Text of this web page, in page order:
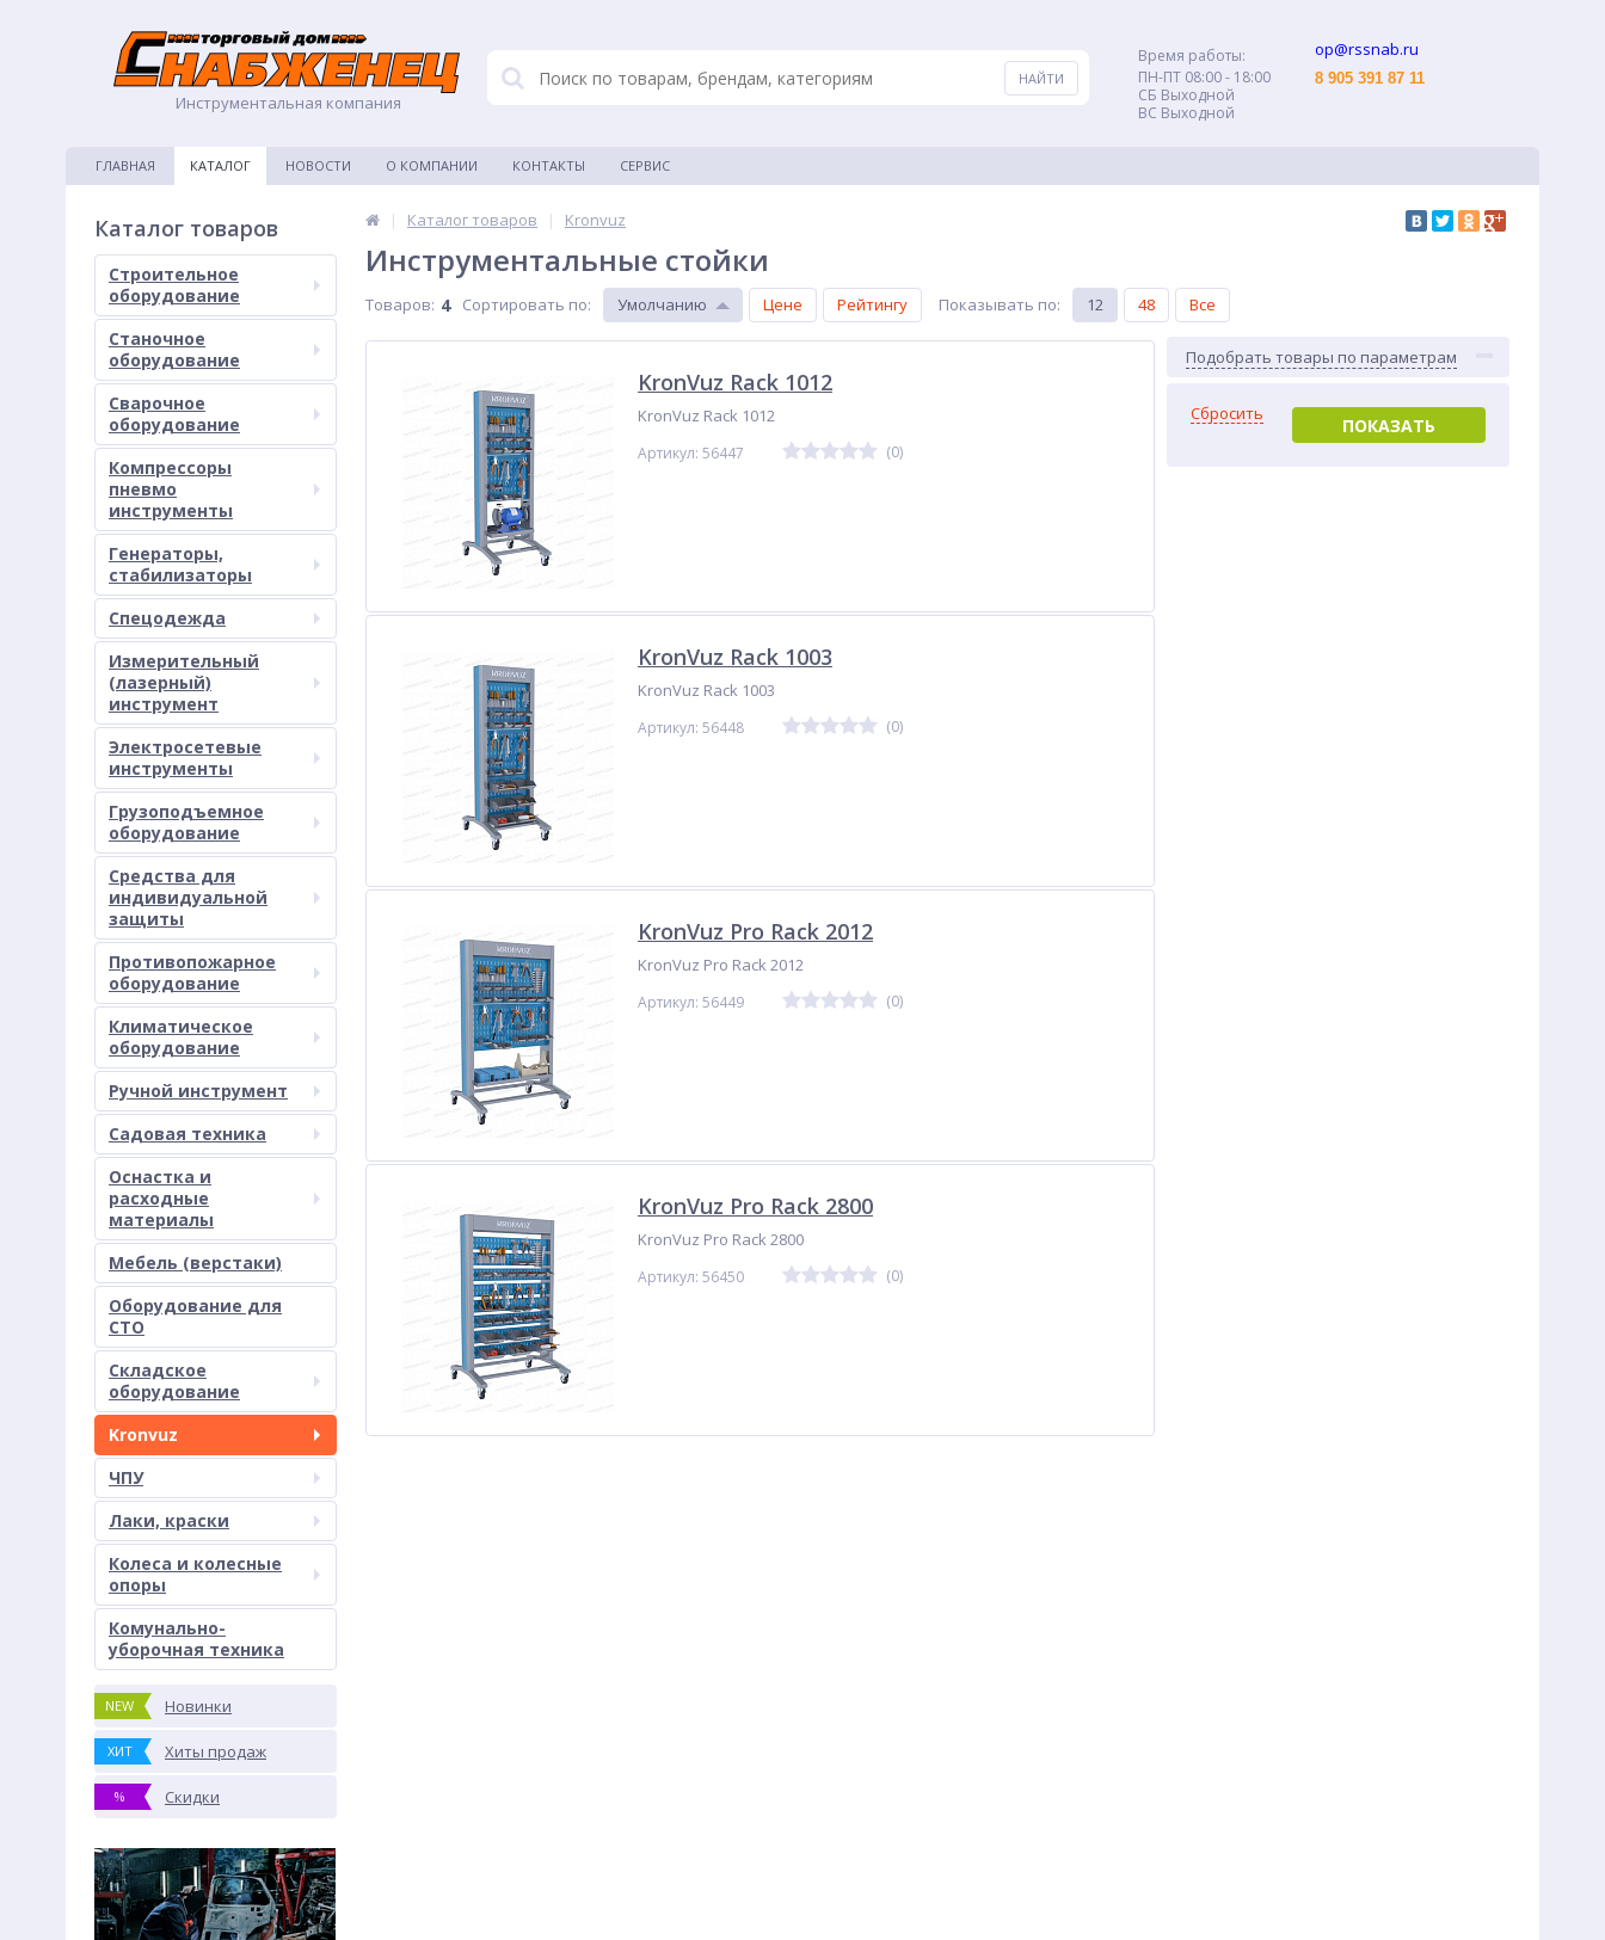
Инструментальная компания
Время работы:
ПН-ПТ 08:00 - 18:00
СБ Выходной
ВС Выходной
op@rssnab.ru
8 905 391 87 11
ГЛАВНАЯ КАТАЛОГ НОВОСТИ О КОМПАНИИ КОНТАКТЫ СЕРВИС
Каталог товаров
Строительное
оборудование
Станочное
оборудование
Сварочное
оборудование
Компрессоры
пневмо
инструменты
Генераторы,
стабилизаторы
Спецодежда
Измерительный
(лазерный)
инструмент
Электросетевые
инструменты
Грузоподъемное
оборудование
Средства для
индивидуальной
защиты
Противопожарное
оборудование
Климатическое
оборудование
Ручной инструмент
Садовая техника
Оснастка и
расходные
материалы
Мебель (верстаки)
Оборудование для
СТО
Складское
оборудование
Kronvuz
ЧПУ
Лаки, краски
Колеса и колесные
опоры
Комунально-
уборочная техника
NEW Новинки
ХИТ Хиты продаж
% Скидки
| Каталог товаров | Kronvuz
Инструментальные стойки
Товаров: 4 Сортировать по: Умолчанию Цене Рейтингу Показывать по: 12 48 Все
Подобрать товары по параметрам
Сбросить
ПОКАЗАТЬ
KronVuz Rack 1012
KronVuz Rack 1012
Артикул: 56447 (0)
KronVuz Rack 1003
KronVuz Rack 1003
Артикул: 56448 (0)
KronVuz Pro Rack 2012
KronVuz Pro Rack 2012
Артикул: 56449 (0)
KronVuz Pro Rack 2800
KronVuz Pro Rack 2800
Артикул: 56450 (0)